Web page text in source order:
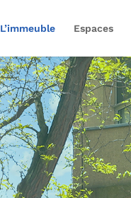
L’immeuble Espaces